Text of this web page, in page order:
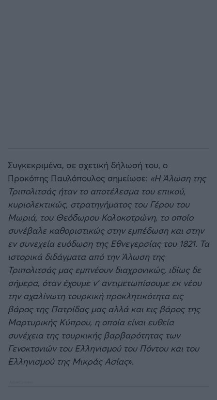
Συγκεκριμένα, σε σχετική δήλωσή του, ο
Προκόπης Παυλόπουλος σημείωσε: «Η Άλωση της
Τριπολιτσάς ήταν το αποτέλεσμα του επικού,
κυριολεκτικώς, στρατηγήματος του Γέρου του
Μωριά, του Θεόδωρου Κολοκοτρώνη, το οποίο
συνέβαλε καθοριστικώς στην εμπέδωση και στην
εν συνεχεία ευόδωση της Εθνεγερσίας του 1821. Τα
ιστορικά διδάγματα από την Άλωση της
Τριπολιτσάς μας εμπνέουν διαχρονικώς, ιδίως δε
σήμερα, όταν έχουμε ν’ αντιμετωπίσουμε εκ νέου
την αχαλίνωτη τουρκική προκλητικότητα εις
βάρος της Πατρίδας μας αλλά και εις βάρος της
Μαρτυρικής Κύπρου, η οποία είναι ευθεία
συνέχεια της τουρκικής βαρβαρότητας των
Γενοκτονιών του Ελληνισμού του Πόντου και του
Ελληνισμού της Μικράς Ασίας».